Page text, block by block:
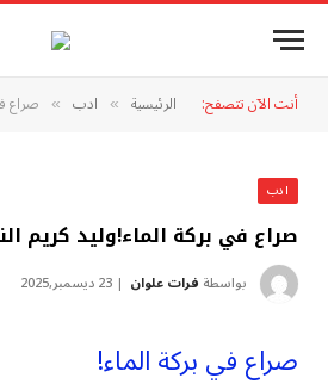
أنت الآن تتصفح: الرئيسية » ادب » صراع
ادب
صراع في بركة الماء!وليد كريم
بواسطة فرات علوان 23 ديسمبر,2025
صراع في بركة الماء!